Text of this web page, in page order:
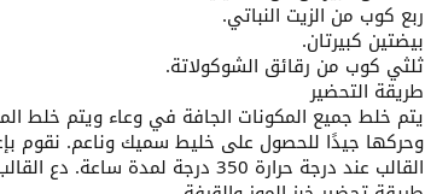
ربع كوب من الزيت النباتي.
بيضتين كبيرتان.
ثلثي كوب من رقائق الشوكولاتة.
طريقة التحضير
يتم خلط جميع المكونات الجافة في وعاء ويتم خلط
وحركها جيدًا للحصول على خليط سميك وناعم. نقوم
القالب عند درجة حرارة 350 درجة لمدة ساعة. دع القالب يبرد، وقطعه إلى قطع سميكة وتقديمه باردًا.